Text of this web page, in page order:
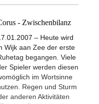
- Zwischenbilanz
– Heute wird
Wijk aan Zee der erste
begangen. Viele
Spieler werden diesen
im Wortsinne
Regen und Sturm
anderen Aktivitäten